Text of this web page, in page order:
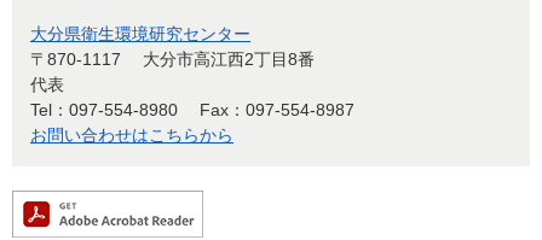
大分県衛生環境研究センター
〒870-1117
大分市高江西2丁目8番
代表
Tel：097-554-8980
Fax：097-554-8987
お問い合わせはこちらから